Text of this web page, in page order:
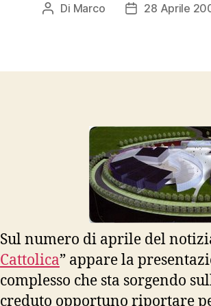
Autore
Di Marco
Data28 Aprile
Sul numero di aprile del
Cattolica” appare la
complesso che sta sorgendo
creduto opportuno riportare